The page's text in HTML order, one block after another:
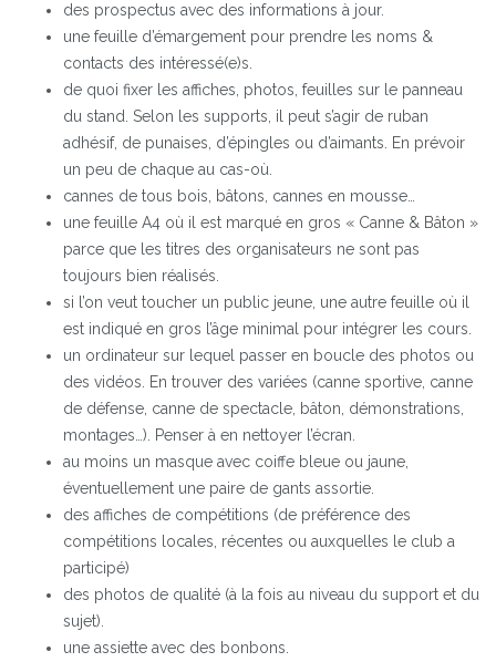
des prospectus avec des informations à jour.
une feuille d’émargement pour prendre les noms &
contacts des intéressé(e)s.
de quoi fixer les affiches, photos, feuilles sur le panneau
du stand. Selon les supports, il peut s’agir de ruban
adhésif, de punaises, d’épingles ou d’aimants. En prévoir
un peu de chaque au cas-où.
cannes de tous bois, bâtons, cannes en mousse…
une feuille A4 où il est marqué en gros « Canne & Bâton »
parce que les titres des organisateurs ne sont pas
toujours bien réalisés.
si l’on veut toucher un public jeune, une autre feuille où il
est indiqué en gros l’âge minimal pour intégrer les cours.
un ordinateur sur lequel passer en boucle des photos ou
des vidéos. En trouver des variées (canne sportive, canne
de défense, canne de spectacle, bâton, démonstrations,
montages…). Penser à en nettoyer l’écran.
au moins un masque avec coiffe bleue ou jaune,
éventuellement une paire de gants assortie.
des affiches de compétitions (de préférence des
compétitions locales, récentes ou auxquelles le club a
participé)
des photos de qualité (à la fois au niveau du support et du
sujet).
une assiette avec des bonbons.